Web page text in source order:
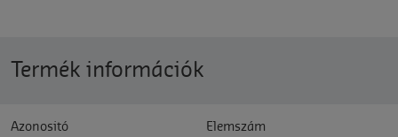
Termék információk
Azonositó Elemszám